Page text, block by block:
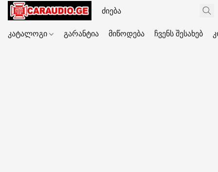
კატალოგი გარანტია მიწოდება ჩვენს შესახებ